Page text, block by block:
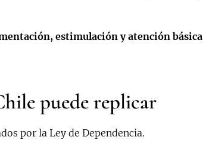
estimulación y atención básica
puede replicar
por la Ley de Dependencia.